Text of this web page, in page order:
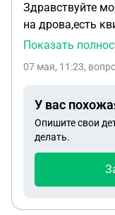
Здравствуйте
на дрова,есть
дрова,и тех
дом не стоят на
Показать
07 мая, 11:23,
У вас
Опишите свои
делать.